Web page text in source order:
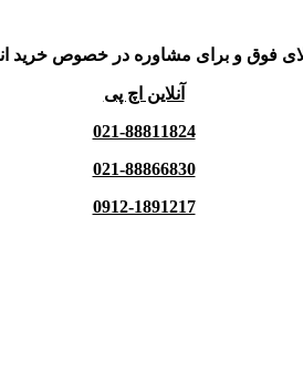
فوق و برای مشاوره در خصوص خرید
آنلاین اچ پی
021-88811824
021-88866830
0912-1891217